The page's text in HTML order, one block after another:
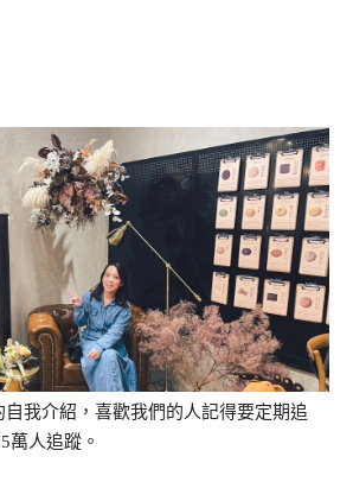
我介紹，喜歡我們的人記得要定期追
萬人追蹤。